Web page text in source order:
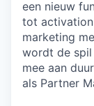
een nieuw
tot
marketing
wordt de
mee aan
als Partner